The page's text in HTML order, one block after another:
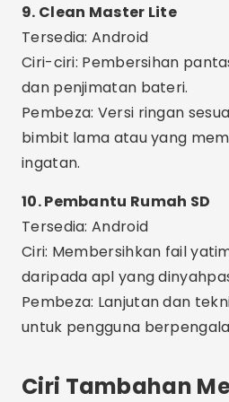
Pengurus Apl:
serentak dengan
Pengoptimuman AI:
menggunakan
mencadangkan
Penjagaan atau
Biasa
Percayai apl yang tidak
memasang sebarang
ulasan atau tanpa
rasmi.
Menggunakan lebih